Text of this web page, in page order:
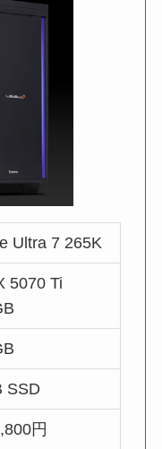
Ultra 7 265K
5070 Ti
SSD
円